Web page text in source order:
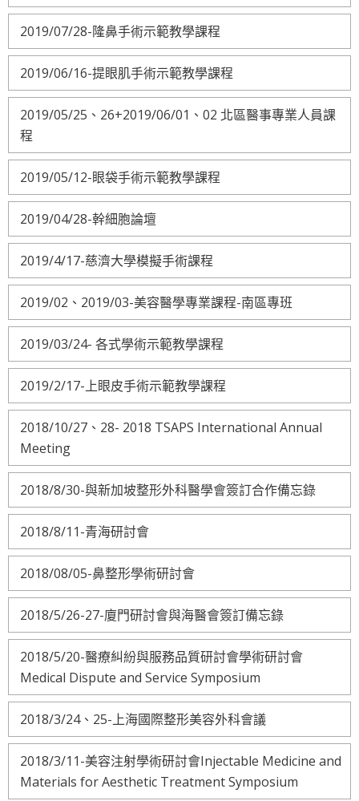
2019/07/28-隆鼻手術示範教學課程
2019/06/16-提眼肌手術示範教學課程
2019/05/25、26+2019/06/01、02 北區醫事專業人員課
程
2019/05/12-眼袋手術示範教學課程
2019/04/28-幹細胞論壇
2019/4/17-慈濟大學模擬手術課程
2019/02、2019/03-美容醫學專業課程-南區專班
2019/03/24- 各式學術示範教學課程
2019/2/17-上眼皮手術示範教學課程
2018/10/27、28- 2018 TSAPS International Annual
Meeting
2018/8/30-與新加坡整形外科醫學會簽訂合作備忘錄
2018/8/11-青海研討會
2018/08/05-鼻整形學術研討會
2018/5/26-27-廈門研討會與海醫會簽訂備忘錄
2018/5/20-醫療糾紛與服務品質研討會學術研討會
Medical Dispute and Service Symposium
2018/3/24、25-上海國際整形美容外科會議
2018/3/11-美容注射學術研討會Injectable Medicine and
Materials for Aesthetic Treatment Symposium